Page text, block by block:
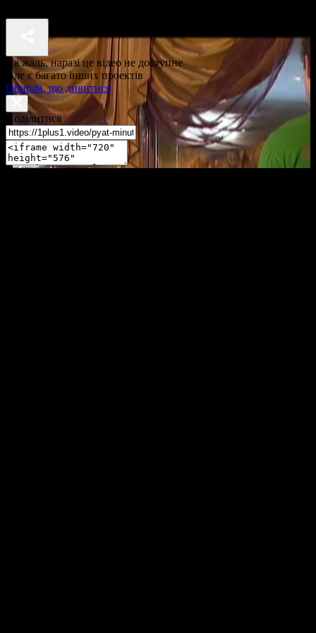
На жаль, наразі це відео не доступне
Але є багато інших проектів
Обирай, що дивитися
Поділитися